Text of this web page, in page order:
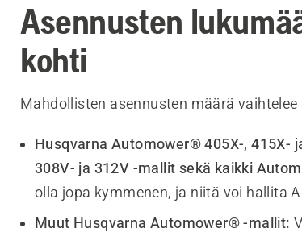
Asennusten
kohti
Mahdollisten asennusten määrä
Husqvarna Automower® 405X-, 415X-
308V- ja 312V -mallit sekä kaikki
olla jopa kymmenen, ja niitä voi hallita
Muut Husqvarna Automower® -mallit: